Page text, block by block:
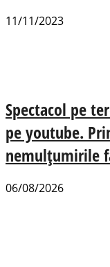
11/11/2023
Spectacol pe
pe youtube.
nemulțumirile
06/08/2026